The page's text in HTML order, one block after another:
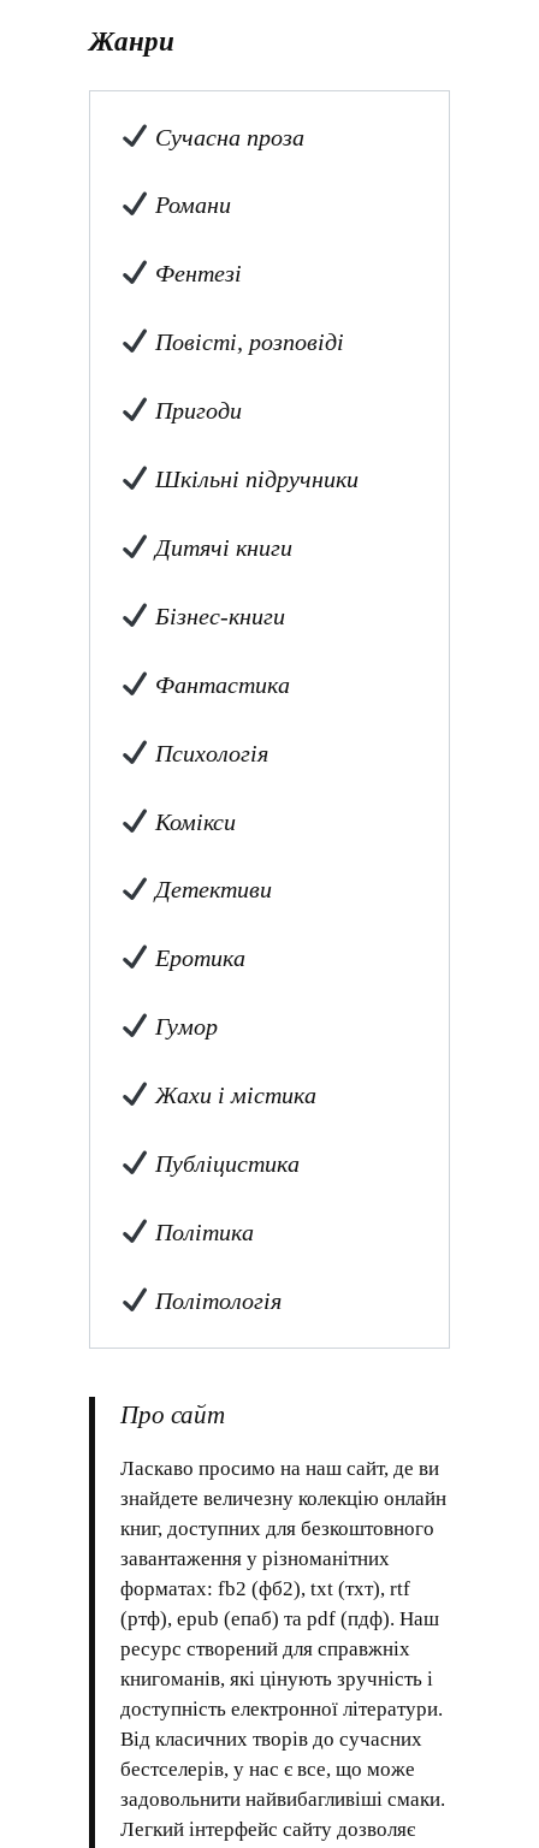
Жанри
Сучасна проза
Романи
Фентезі
Повісті, розповіді
Пригоди
Шкільні підручники
Дитячі книги
Бізнес-книги
Фантастика
Психологія
Комікси
Детективи
Еротика
Гумор
Жахи і містика
Публіцистика
Політика
Політологія
Про сайт
Ласкаво просимо на наш сайт, де ви
знайдете величезну колекцію онлайн
книг, доступних для безкоштовного
завантаження у різноманітних
форматах: fb2 (фб2), txt (тхт), rtf
(ртф), epub (епаб) та pdf (пдф). Наш
ресурс створений для справжніх
книгоманів, які цінують зручність і
доступність електронної літератури.
Від класичних творів до сучасних
бестселерів, у нас є все, що може
задовольнити найвибагливіші смаки.
Легкий інтерфейс сайту дозволяє